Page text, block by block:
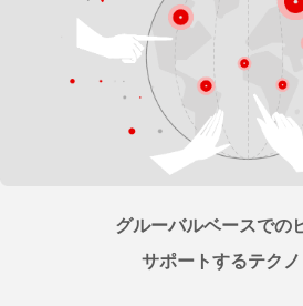
グルーバルベースでの
サポートするテク